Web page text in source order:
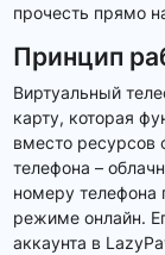
прочесть прямо
Принцип
Виртуальный
карту, которая
вместо ресурсов
телефона –
номеру телефона
режиме онлайн.
аккаунта в